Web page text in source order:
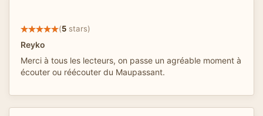
(5 stars)
Reyko
Merci à tous les lecteurs, on passe un agréable moment à
écouter ou réécouter du Maupassant.